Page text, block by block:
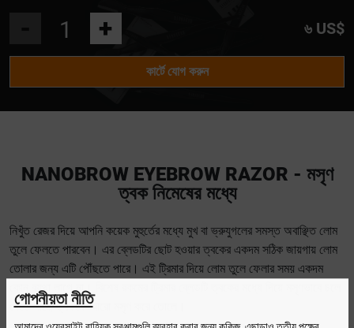
+ ৬ US$
কার্টে যোগ করুন
NANOBROW EYEBROW RAZOR - মসৃণ
ত্বক নিমেষের মধ্যে
নিখুঁত রেজর দিয়ে আপনি কয়েক মুহুর্তের মধ্যে মুখ বা ভ্রুযুগলের সমস্ত অবাঞ্ছিত লোম
তুলে ফেলতে পারবেন। এর ব্লেডটির ছোট হওয়ার ত্বকের একদম সঠিক জায়গায় লোম
তোলার জন্য এটি পৌঁছতে পারে। এই ট্রিমার দিয়ে লোম তুলে ফেলার সময় একদম
কোন ব্যথা লাগে না। বিশেষ রকমের ট্রিমার ব্লেডটি ত্বকের মধ্যে দিয়ে মসৃণভাবে চলে
যেতে পারে, ত্বককে আরো মসৃণ করে তোলে।
গোপনীয়তা নীতি